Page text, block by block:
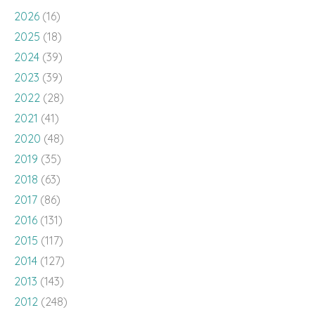
2026 (16)
2025 (18)
2024 (39)
2023 (39)
2022 (28)
2021 (41)
2020 (48)
2019 (35)
2018 (63)
2017 (86)
2016 (131)
2015 (117)
2014 (127)
2013 (143)
2012 (248)